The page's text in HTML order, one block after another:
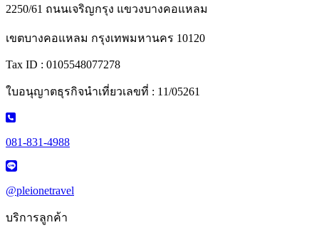
2250/61 ถนนเจริญกรุง แขวงบางคอแหลม
เขตบางคอแหลม กรุงเทพมหานคร 10120
Tax ID : 0105548077278
ใบอนุญาตธุรกิจนำเที่ยวเลขที่ : 11/05261
081-831-4988
@pleionetravel
บริการลูกค้า